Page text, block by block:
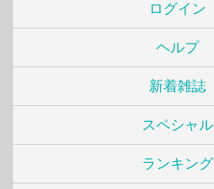
ログイン
ヘルプ
新着雑誌
スペシャル
ランキング